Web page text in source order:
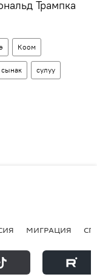
Трампка
Коом
сынак сулуу
МИГРАЦИЯ